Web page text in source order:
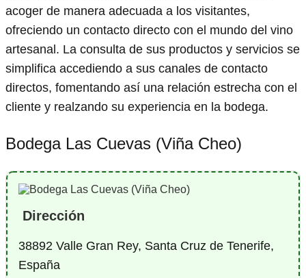
acoger de manera adecuada a los visitantes,
ofreciendo un contacto directo con el mundo del vino
artesanal. La consulta de sus productos y servicios se
simplifica accediendo a sus canales de contacto
directos, fomentando así una relación estrecha con el
cliente y realzando su experiencia en la bodega.
Bodega Las Cuevas (Viña Cheo)
Dirección
38892 Valle Gran Rey, Santa Cruz de Tenerife,
España